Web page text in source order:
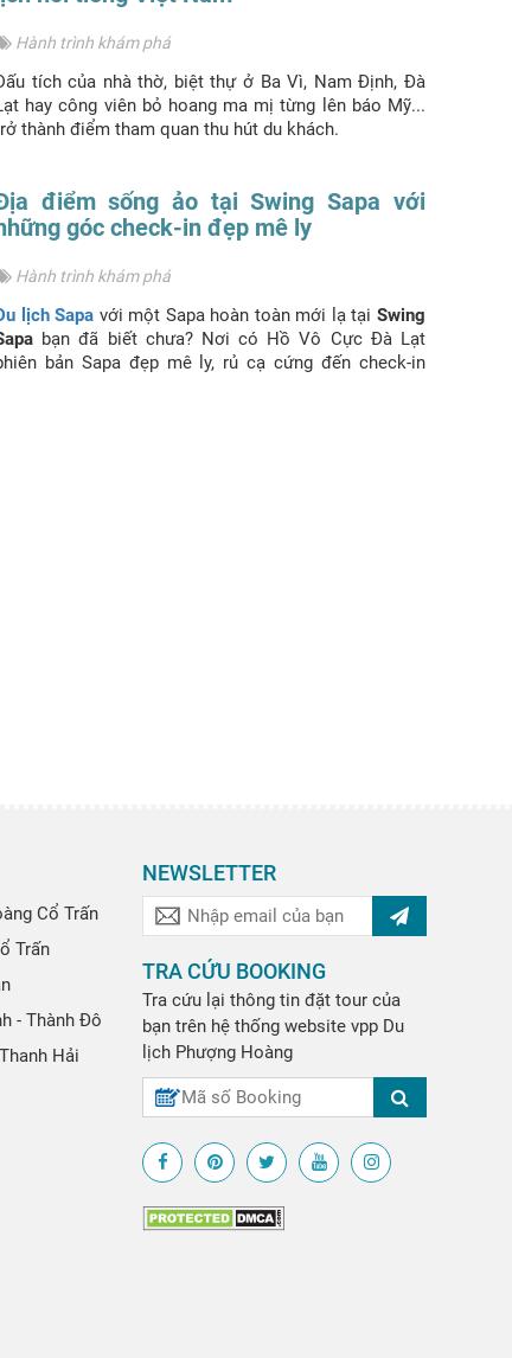
Hành trình khám phá
tích của nhà thờ, biệt thự ở Ba Vì, Nam Định, Đà
hay công viên bỏ hoang ma mị từng lên báo Mỹ...
thành điểm tham quan thu hút du khách.
điểm sống ảo tại Swing Sapa với
góc check-in đẹp mê ly
Hành trình khám phá
lịch Sapa với một Sapa hoàn toàn mới lạ tại Swing
bạn đã biết chưa? Nơi có Hồ Vô Cực Đà Lạt
bản Sapa đẹp mê ly, rủ cạ cứng đến check-in
Cổ Trấn
Trấn
- Thành Đô
Hải
NEWSLETTER
TRA CỨU BOOKING
Tra cứu lại thông tin đặt tour của
bạn trên hệ thống website vpp Du
lịch Phượng Hoàng